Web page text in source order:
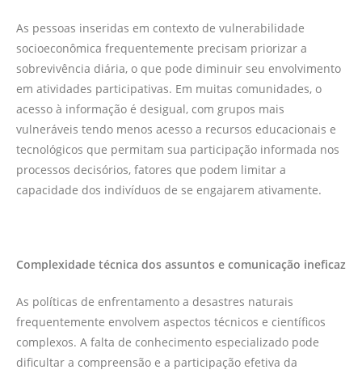
As pessoas inseridas em contexto de vulnerabilidade
socioeconômica frequentemente precisam priorizar a
sobrevivência diária, o que pode diminuir seu envolvimento
em atividades participativas. Em muitas comunidades, o
acesso à informação é desigual, com grupos mais
vulneráveis tendo menos acesso a recursos educacionais e
tecnológicos que permitam sua participação informada nos
processos decisórios, fatores que podem limitar a
capacidade dos indivíduos de se engajarem ativamente.
Complexidade técnica dos assuntos e comunicação ineficaz
As políticas de enfrentamento a desastres naturais
frequentemente envolvem aspectos técnicos e científicos
complexos. A falta de conhecimento especializado pode
dificultar a compreensão e a participação efetiva da